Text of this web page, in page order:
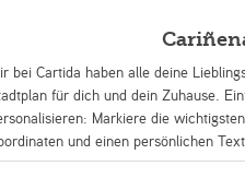
bei Cartida haben alle deine
für dich und dein Zuhause.
Markiere die
und einen persönlichen